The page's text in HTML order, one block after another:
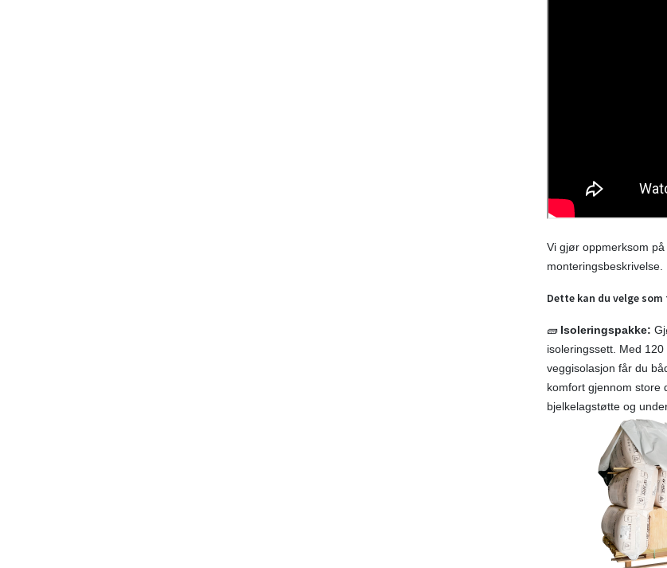
Vi gjør oppmerksom
monteringsbeskrivelse.
Dette kan du velge
🧱 Isoleringspakke:
isoleringssett. Med
veggisolasjon får du
komfort gjennom store
bjelkelagstøtte og